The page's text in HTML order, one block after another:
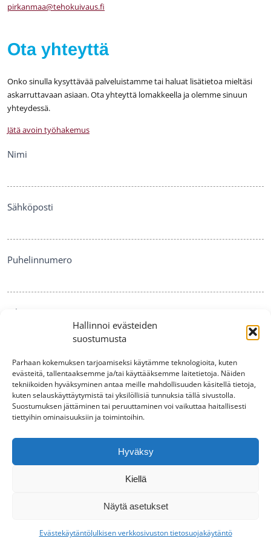
Hallinnoi evästeiden
suostumusta
Parhaan kokemuksen tarjoamiseksi käytämme teknologioita, kuten
evästeitä, tallentaaksemme ja/tai käyttääksemme laitetietoja. Näiden
tekniikoiden hyväksyminen antaa meille mahdollisuuden käsitellä tietoja,
kuten selauskäyttäytymistä tai yksilöllisiä tunnuksia tällä sivustolla.
Suostumuksen jättäminen tai peruuttaminen voi vaikuttaa haitallisesti
tiettyihin ominaisuuksiin ja toimintoihin.
Hyväksy
Kiellä
Näytä asetukset
EvästekäytäntöJulkisen verkkosivuston tietosuojakäytäntö
pirkanmaa@tehokuivaus.fi
Ota yhteyttä
Onko sinulla kysyttävää palveluistamme tai haluat lisätietoa mieltäsi
askarruttavaan asiaan. Ota yhteyttä lomakkeella ja olemme sinuun
yhteydessä.
Jätä avoin työhakemus
Ota
Nimi
Sähköposti
Puhelinnumero
Aihe
Lähetä
Julkisen verkkosivuston tietosuojakäytäntö
Suunnittelu ja toteutus:Idearäätäli Oy